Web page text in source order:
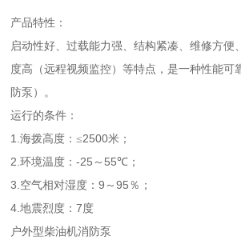
产品特性：
启动性好、过载能力强、结构紧凑、维修方便
度高（远程视频监控）等特点，是一种性能可
防泵）。
运行的条件：
1.海拨高度：≤2500米；
2.环境温度：-25 ～ 55℃；
3.空气相对湿度：9 ～95 ％；
4.地震烈度：7度
户外型柴油机消防泵